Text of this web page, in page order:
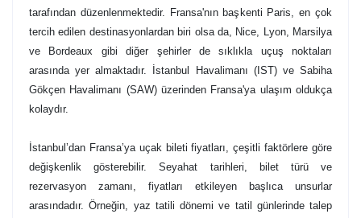
tarafından düzenlenmektedir. Fransa'nın başkenti Paris, en çok
tercih edilen destinasyonlardan biri olsa da, Nice, Lyon, Marsilya
ve Bordeaux gibi diğer şehirler de sıklıkla uçuş noktaları
arasında yer almaktadır. İstanbul Havalimanı (IST) ve Sabiha
Gökçen Havalimanı (SAW) üzerinden Fransa'ya ulaşım oldukça
kolaydır.
İstanbul’dan Fransa’ya uçak bileti fiyatları, çeşitli faktörlere göre
değişkenlik gösterebilir. Seyahat tarihleri, bilet türü ve
rezervasyon zamanı, fiyatları etkileyen başlıca unsurlar
arasındadır. Örneğin, yaz tatili dönemi ve tatil günlerinde talep